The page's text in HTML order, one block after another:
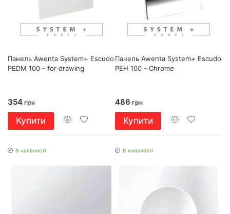
Панель Awenta System+ Escudo
PEDM 100 - for drawing
354 грн
Купити
Панель Awenta System+ Escudo
PEH 100 - Chrome
486 грн
Купити
В наявності В наявності